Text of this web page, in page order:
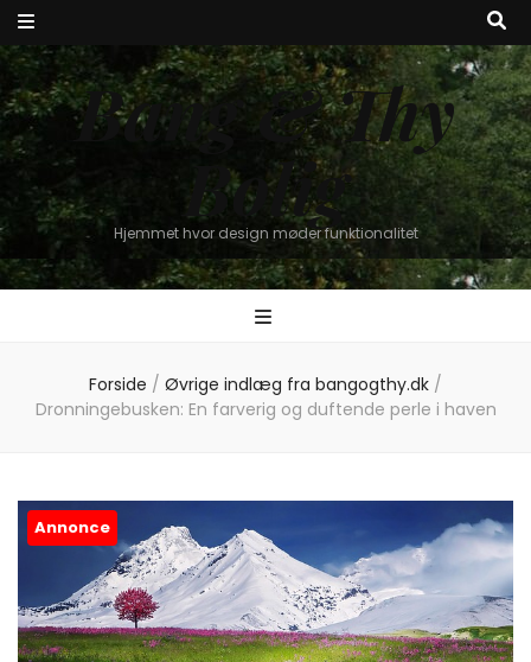
Bang & Thy
Bolig
Hjemmet hvor design møder funktionalitet
Forside / Øvrige indlæg fra bangogthy.dk /
Dronningebusken: En farverig og duftende perle i haven
Annonce